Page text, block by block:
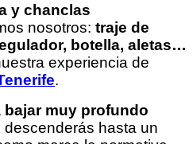
y chanclas
nosotros: traje de
botella, aletas…
experiencia de
.
bajar muy profundo
hasta un